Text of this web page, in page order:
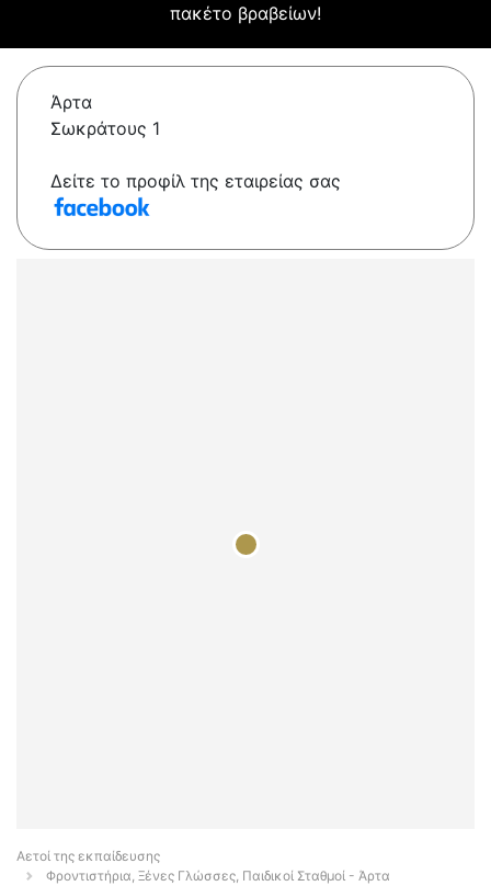
πακέτο βραβείων!
Άρτα
Σωκράτους 1
Δείτε το προφίλ της εταιρείας σας
Αετοί της εκπαίδευσης
Φροντιστήρια, Ξένες Γλώσσες, Παιδικοί Σταθμοί - Άρτα